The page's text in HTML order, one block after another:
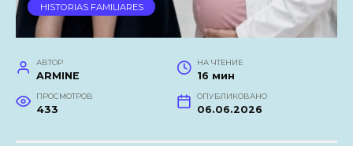
HISTORIAS FAMILIARES
АВТОР
ARMINE
НА ЧТЕНИЕ
16 мин
ПРОСМОТРОВ
433
ОПУБЛИКОВАНО
06.06.2026